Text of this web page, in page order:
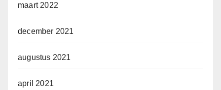
maart 2022
december 2021
augustus 2021
april 2021